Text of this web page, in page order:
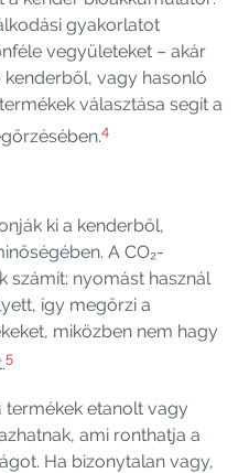
gyakorlatot
vegyületeket – akár
kenderből, vagy hasonló
választása segít a
4
ki a kenderből,
A CO₂-
számít: nyomást használ
így megőrzi a
miközben nem hagy
5
etanolt vagy
ami ronthatja a
Ha bizonytalan vagy,